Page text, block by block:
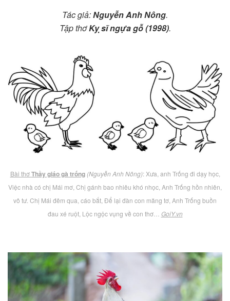
Tác giả:Nguyễn Anh Nông.
Tập thơKỵ sĩ ngựa gỗ (1998).
Bài thơThầy giáo gà trống (Nguyễn Anh Nông): Xưa, anh Trống đi dạy học,
Việc nhà có chị Mái mơ, Chị gánh bao nhiêu khó nhọc, Anh Trống hồn nhiên,
vô tư. Chị Mái đêm qua, cáo bắt, Để lại đàn con măng tơ, Anh Trống buồn
đau xé ruột, Lộc ngộc vụng về con thơ… GoiY.vn